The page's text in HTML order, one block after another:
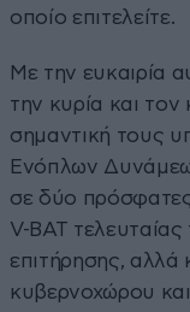
οποίο επιτελείτε.
Με την ευκαιρία
την κυρία και
σημαντική τους
Ενόπλων
σε δύο
V-BAT
επιτήρησης, αλλά
κυβερνοχώρου